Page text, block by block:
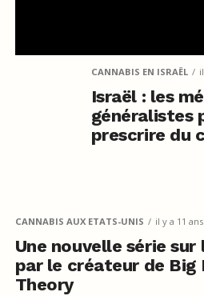
CANNABIS EN ISRAËL
Israël : les
généralistes
prescrire du
CANNABIS AUX ETATS-UNIS il y a 11 ans
Une nouvelle série sur
par le créateur de Big
Theory